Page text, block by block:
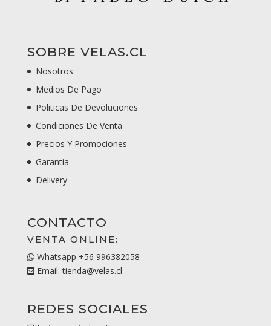
SOBRE VELAS.CL
Nosotros
Medios De Pago
Politicas De Devoluciones
Condiciones De Venta
Precios Y Promociones
Garantia
Delivery
CONTACTO
VENTA ONLINE:
Whatsapp +56 996382058
Email: tienda@velas.cl
REDES SOCIALES